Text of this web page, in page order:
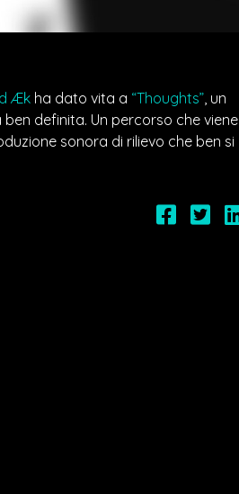
Æk ha dato vita a “Thoughts” , un
definita. Un percorso che viene
sonora di rilievo che ben si